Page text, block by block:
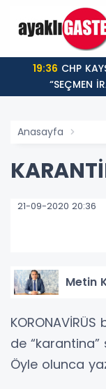
19:36
“SEÇMEN
Anasayfa
21-09-2020 20:36
Metin
de “karantina”
Öyle olunca